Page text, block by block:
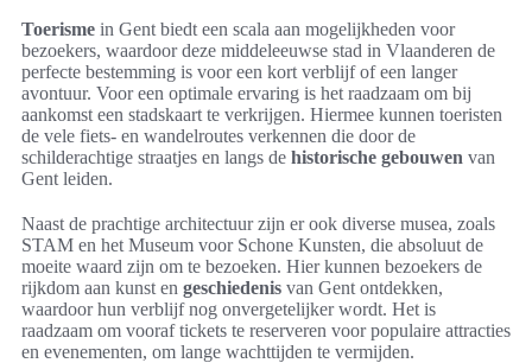
Toerisme in Gent biedt een scala aan mogelijkheden voor
bezoekers, waardoor deze middeleeuwse stad in Vlaanderen de
perfecte bestemming is voor een kort verblijf of een langer
avontuur. Voor een optimale ervaring is het raadzaam om bij
aankomst een stadskaart te verkrijgen. Hiermee kunnen toeristen
de vele fiets- en wandelroutes verkennen die door de
schilderachtige straatjes en langs de historische gebouwen van
Gent leiden.
Naast de prachtige architectuur zijn er ook diverse musea, zoals
STAM en het Museum voor Schone Kunsten, die absoluut de
moeite waard zijn om te bezoeken. Hier kunnen bezoekers de
rijkdom aan kunst en geschiedenis van Gent ontdekken,
waardoor hun verblijf nog onvergetelijker wordt. Het is
raadzaam om vooraf tickets te reserveren voor populaire attracties
en evenementen, om lange wachttijden te vermijden.